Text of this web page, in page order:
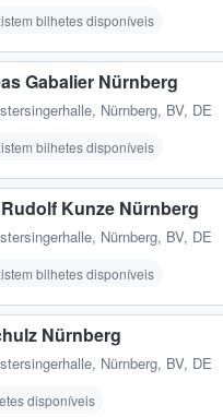
bilhetes disponíveis
Gabalier Nürnberg
, Nürnberg, BV, DE
bilhetes disponíveis
Kunze Nürnberg
, Nürnberg, BV, DE
bilhetes disponíveis
Nürnberg
, Nürnberg, BV, DE
disponíveis